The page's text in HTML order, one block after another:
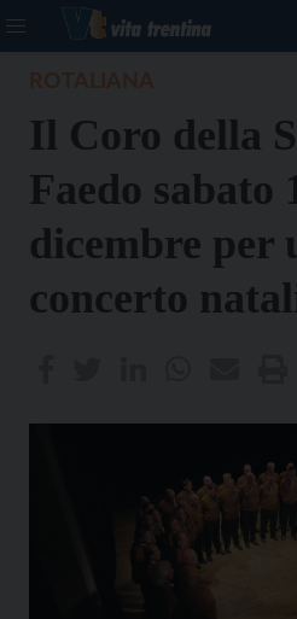
Il Coro della
Faedo sabato
dicembre per
concerto